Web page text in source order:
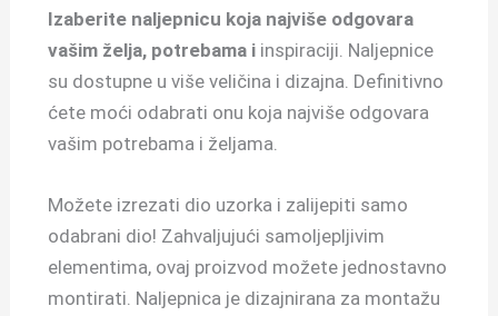
Izaberite naljepnicu koja najviše odgovara
vašim želja, potrebama i inspiraciji. Naljepnice
su dostupne u više veličina i dizajna. Definitivno
ćete moći odabrati onu koja najviše odgovara
vašim potrebama i željama.
Možete izrezati dio uzorka i zalijepiti samo
odabrani dio! Zahvaljujući samoljepljivim
elementima, ovaj proizvod možete jednostavno
montirati. Naljepnica je dizajnirana za montažu